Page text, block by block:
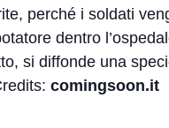
perché i soldati
dentro
si diffonde una
comingsoon.it